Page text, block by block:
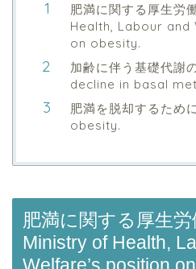
肥満に関する厚生労
Health, Labour
on obesity.
加齢に伴う基礎代
decline in basal
肥満を脱却するた
obesity.
肥満に関する厚生
Ministry of Health,
Welfare’s position